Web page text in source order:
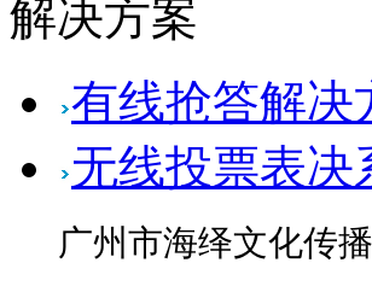
解决方案
有线抢答解决
无线投票表决
广州市海绎文化传